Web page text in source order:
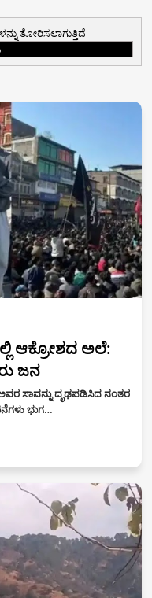
ತೋರಿಸಲಾಗುತ್ತಿದೆ
ಆಕ್ರೋಶದ ಅಲೆ:
ಜನ
ಸಾವನ್ನು ದೃಢಪಡಿಸಿದ ನಂತರ
ಭುಗ…